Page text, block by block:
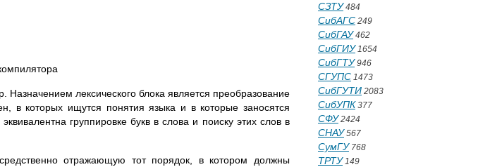
Назначением лексического блока является преобразование
в которых ищутся понятия языка и в которые заносятся
группировке букв в слова и поиску этих слов в
отражающую тот порядок, в котором должны
СЗТУ484
СибАГС 249
СибГАУ462
СибГИУ1654
СибГТУ946
СГУПС 1473
СибГУТИ 2083
СибУПК 377
СФУ2424
СНАУ567
СумГУ768
ТРТУ149